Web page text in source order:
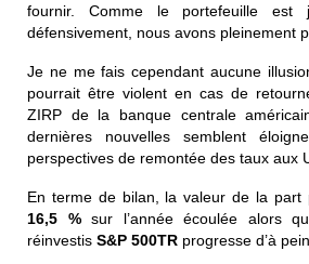
fournir. Comme le portefeuille est
défensivement, nous avons pleinement
Je ne me fais cependant aucune
pourrait être violent en cas de
ZIRP de la banque centrale
dernières nouvelles semblent
perspectives de remontée des taux aux
En terme de bilan, la valeur de la part
16,5 %sur l’année écoulée alors
réinvestis S&P 500TR progresse d’à